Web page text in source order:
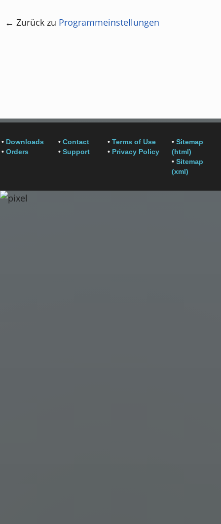
← Zurück zu Programmeinstellungen
• Downloads
• Orders
• Contact
• Support
• Terms of Use
• Privacy Policy
• Sitemap
(html)
• Sitemap
(xml)